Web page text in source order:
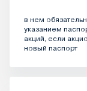
в нем
указанием
акций, если
новый паспорт